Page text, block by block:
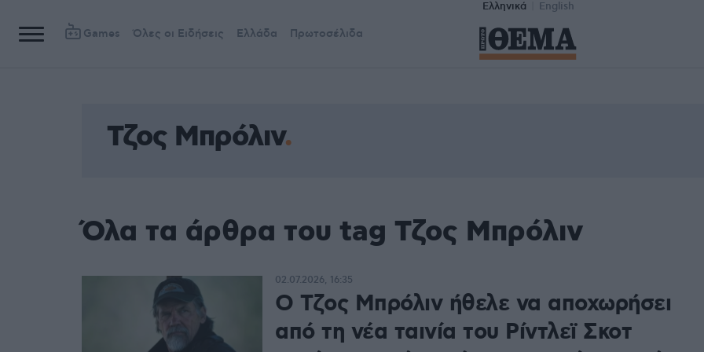
Ελληνικά English
Games Όλες οι Ειδήσεις Ελλάδα Πρωτοσέλιδα
Τζος Μπρόλιν
Όλα τα άρθρα του tag Τζος Μπρόλιν
Ο Τζος Μπρόλιν ήθελε να αποχωρήσει
από τη νέα ταινία του Ρίντλεϊ Σκοτ
02.07.2026, 16:35